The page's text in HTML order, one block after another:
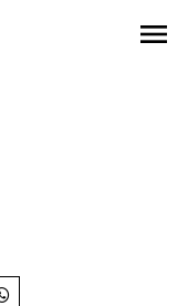
menu